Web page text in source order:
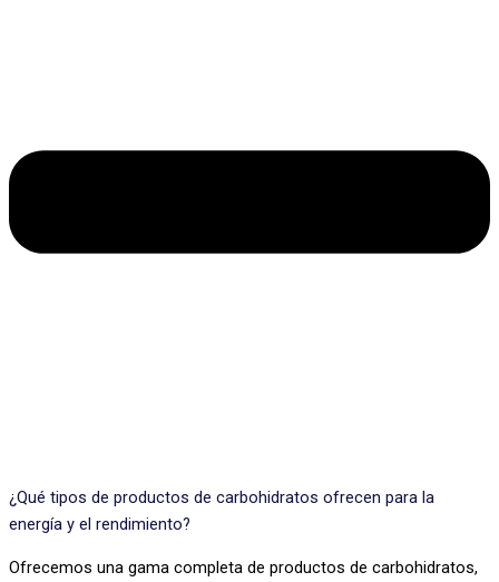
¿Qué tipos de productos de carbohidratos ofrecen para la
energía y el rendimiento?
Ofrecemos una gama completa de productos de carbohidratos,